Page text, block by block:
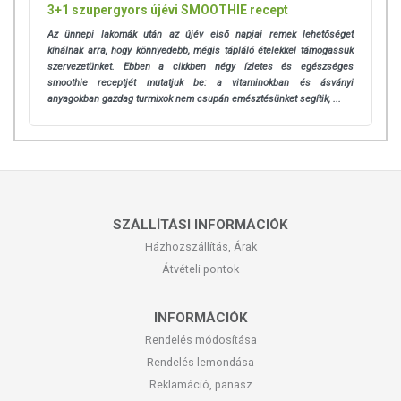
3+1 szupergyors újévi SMOOTHIE recept
Az ünnepi lakomák után az újév első napjai remek lehetőséget
kínálnak arra, hogy könnyedebb, mégis tápláló ételekkel támogassuk
szervezetünket. Ebben a cikkben négy ízletes és egészséges
smoothie receptjét mutatjuk be: a vitaminokban és ásványi
anyagokban gazdag turmixok nem csupán emésztésünket segítik, ...
SZÁLLÍTÁSI INFORMÁCIÓK
Házhozszállítás, Árak
Átvételi pontok
INFORMÁCIÓK
Rendelés módosítása
Rendelés lemondása
Reklamáció, panasz